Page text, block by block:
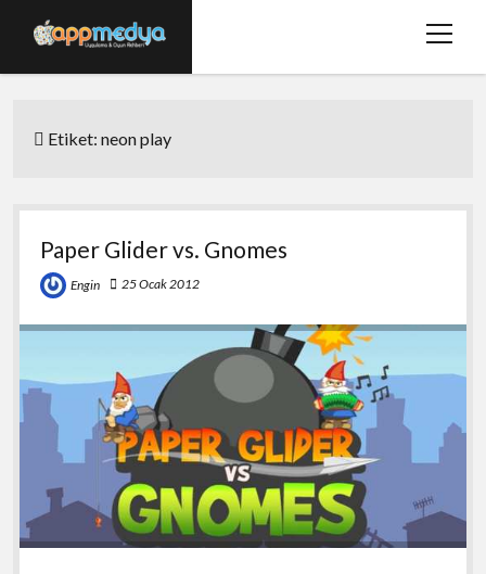
menüyü
Hakkımızda
twitterfacebook
Etiket:neon play
Paper Glider vs. Gnomes
Engin 25 Ocak 2012